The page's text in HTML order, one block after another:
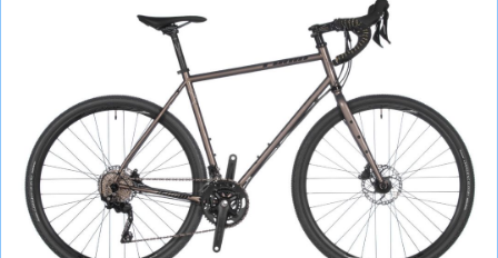
СНОУБОРДИ
ВЗУТТЯ
СУМКИ
ШОЛОМИ, ЗАХИСТ, ОКУЛЯРИ
БІГ, ФІТНЕС, М'ЯЧІ
ВЕЛОСИПЕДИ